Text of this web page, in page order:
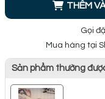
THÊM
Gọi
Mua hàng tại
Sản phẩm thường